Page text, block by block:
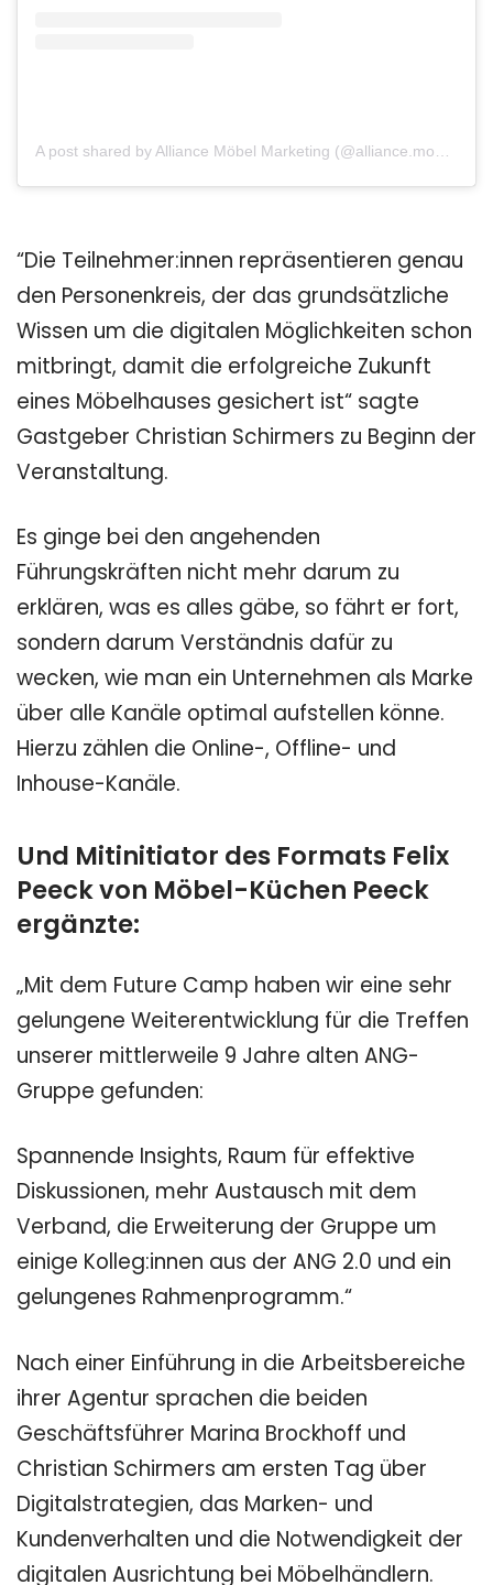
“Die Teilnehmer:innen repräsentieren genau
den Personenkreis, der das grundsätzliche
Wissen um die digitalen Möglichkeiten schon
mitbringt, damit die erfolgreiche Zukunft
eines Möbelhauses gesichert ist“ sagte
Gastgeber Christian Schirmers zu Beginn der
Veranstaltung.
Es ginge bei den angehenden
Führungskräften nicht mehr darum zu
erklären, was es alles gäbe, so fährt er fort,
sondern darum Verständnis dafür zu
wecken, wie man ein Unternehmen als Marke
über alle Kanäle optimal aufstellen könne.
Hierzu zählen die Online-, Offline- und
Inhouse-Kanäle.
Und Mitinitiator des Formats Felix
Peeck von Möbel-Küchen Peeck
ergänzte:
„Mit dem Future Camp haben wir eine sehr
gelungene Weiterentwicklung für die Treffen
unserer mittlerweile 9 Jahre alten ANG-
Gruppe gefunden:
Spannende Insights, Raum für effektive
Diskussionen, mehr Austausch mit dem
Verband, die Erweiterung der Gruppe um
einige Kolleg:innen aus der ANG 2.0 und ein
gelungenes Rahmenprogramm.“
Nach einer Einführung in die Arbeitsbereiche
ihrer Agentur sprachen die beiden
Geschäftsführer Marina Brockhoff und
Christian Schirmers am ersten Tag über
Digitalstrategien, das Marken- und
Kundenverhalten und die Notwendigkeit der
digitalen Ausrichtung bei Möbelhändlern.